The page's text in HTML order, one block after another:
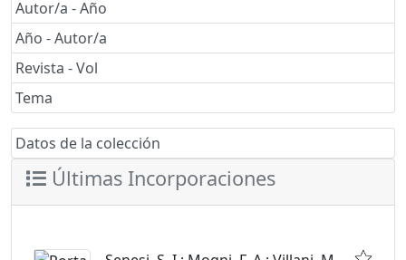
Autor/a - Año
Año - Autor/a
Revista - Vol
Tema
Datos de la colección
Últimas Incorporaciones